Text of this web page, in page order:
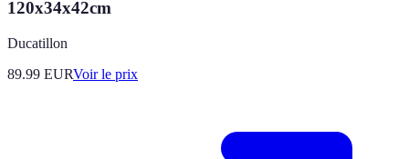
120x34x42cm
Ducatillon
89.99 EURVoir le prix